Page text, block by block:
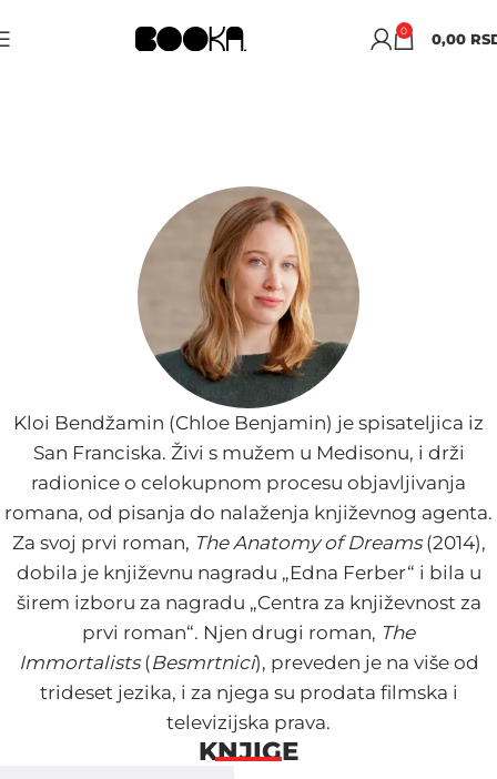
0 0,00
Kloi Bendžamin (Chloe Benjamin) je spisateljica iz
San Franciska. Živi s mužem u Medisonu, i drži
radionice o celokupnom procesu objavljivanja
romana, od pisanja do nalaženja književnog agenta.
Za svoj prvi roman, The Anatomy of Dreams(2014),
dobila je književnu nagradu „Edna Ferber“ i bila u
širem izboru za nagradu „Centra za književnost za
prvi roman“. Njen drugi roman, The
Immortalists(Besmrtnici), preveden je na više od
trideset jezika, i za njega su prodata filmska i
televizijska prava.
KNJIGE